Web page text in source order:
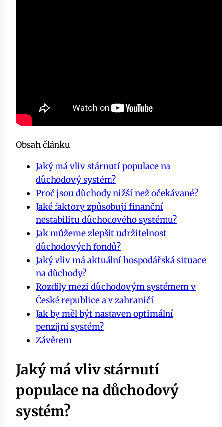
Obsah článku
Jaký má vliv stárnutí populace na
důchodový systém?
Proč jsou důchody nižší než očekávané?
Jaké faktory způsobují finanční
nestabilitu důchodového systému?
Jak můžeme zlepšit udržitelnost
důchodových fondů?
Jaký vliv má aktuální hospodářská situace
na důchody?
Rozdíly mezi důchodovým systémem v
České republice a v zahraničí
Jak by měl být nastaven optimální
penzijní systém?
Závěrem
Jaký má vliv stárnutí
populace na důchodový
systém?